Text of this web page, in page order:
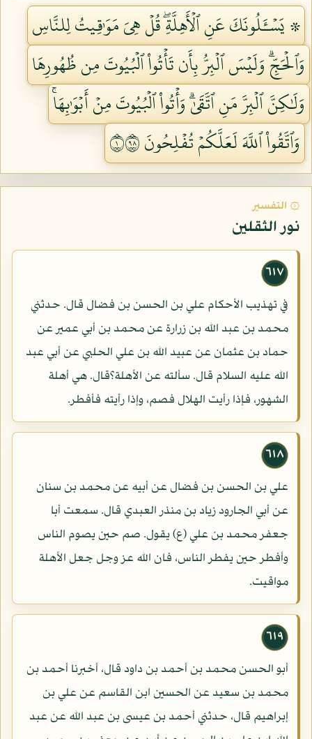
۞ يَسۡـَٔلُونَكَ عَنِ ٱلۡأَهِلَّةِۖ قُلۡ هِيَ مَوَٰقِيتُ لِلنَّاسِ
وَٱلۡحَجِّۗ وَلَيۡسَ ٱلۡبِرُّ بِأَن تَأۡتُواْ ٱلۡبُيُوتَ مِن ظُهُورِهَا
وَلَٰكِنَّ ٱلۡبِرَّ مَنِ ٱتَّقَىٰۗ وَأۡتُواْ ٱلۡبُيُوتَ مِنۡ أَبۡوَٰبِهَاۚ
وَٱتَّقُواْ ٱللَّهَ لَعَلَّكُمۡ تُفۡلِحُونَ ١٨٩
۞ التفسير
نور الثقلين
٦١٧
في تهذيب الأحكام علي بن الحسن بن فضال قال. حدثني
محمد بن عبد الله بن زرارة عن محمد بن أبي عمير عن
حماد بن عثمان عن عبيد الله بن علي الحلبي عن أبي عبد
الله عليه السلام قال. سألته عن الأهلة؟قال. هي أهلة
الشهور، فإذا رأيت الهلال فصم، وإذا رأيته فأفطر.
٦١٨
علي بن الحسن بن فضال عن أبيه عن محمد بن سنان
عن أبي الجارود زياد بن منذر العبدي قال. سمعت أبا
جعفر محمد بن علي (ع) يقول. صم حين يصوم الناس
وأفطر حين يفطر الناس، فان الله عز وجل جعل الأهلة
مواقيت.
٦١٩
أبو الحسن محمد بن أحمد بن داود قال، أخبرنا أحمد بن
محمد بن سعيد عن الحسين ابن القاسم عن علي بن
إبراهيم قال، حدثني أحمد بن عيسى بن عبد الله عن عبد